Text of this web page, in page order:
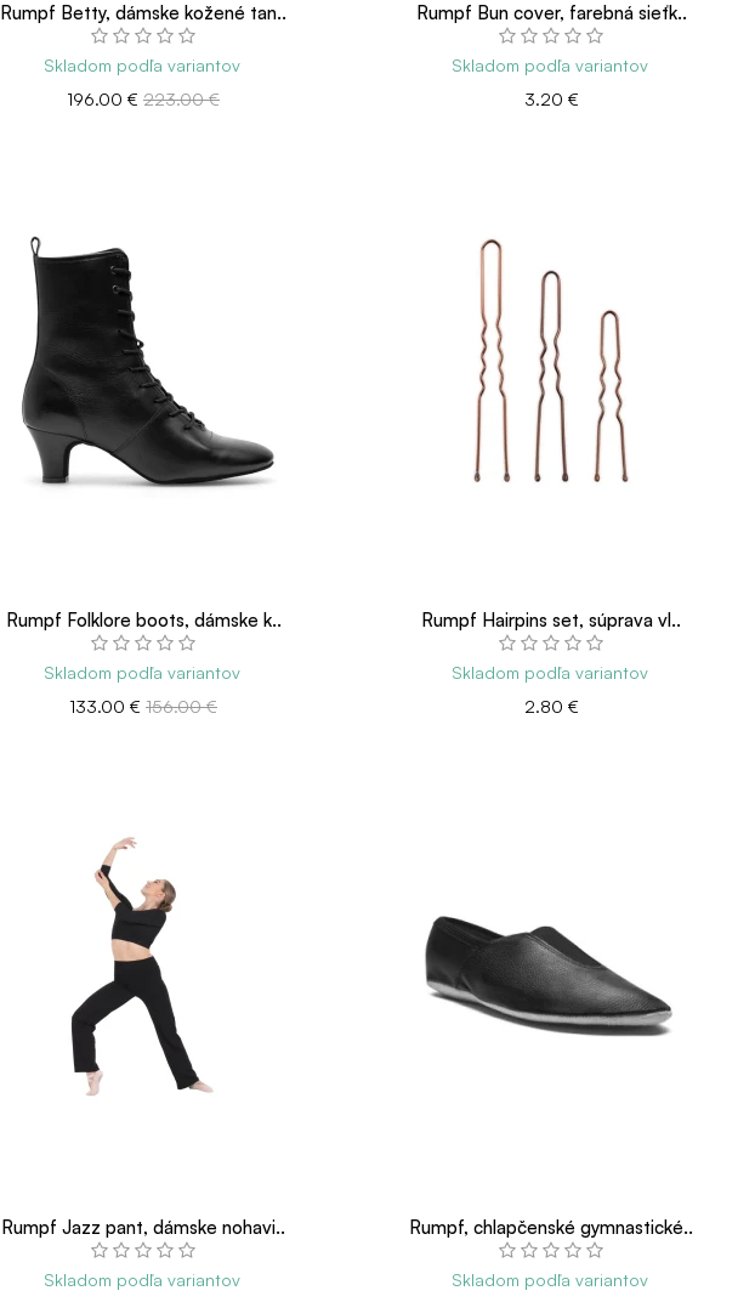
Rumpf Betty, dámske kožené tan..
Skladom podľa variantov
196.00 € 223.00 €
Rumpf Bun cover, farebná sieťk..
Skladom podľa variantov
3.20 €
Rumpf Folklore boots, dámske k..
Skladom podľa variantov
133.00 € 156.00 €
Rumpf Hairpins set, súprava vl..
Skladom podľa variantov
2.80 €
Rumpf Jazz pant, dámske nohavi..
Skladom podľa variantov
Rumpf, chlapčenské gymnastické..
Skladom podľa variantov